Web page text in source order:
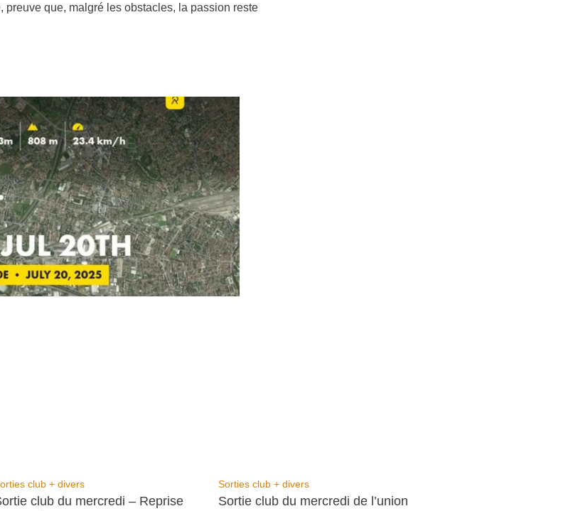
que, malgré les obstacles, la passion reste
club + divers
club du mercredi – Reprise
Sorties club + divers
Sortie club du mercredi de l’union